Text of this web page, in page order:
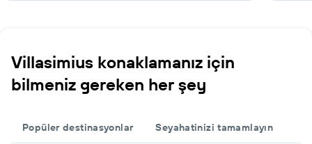
Villasimius konaklamanız için
bilmeniz gereken her şey
Popüler destinasyonlar Seyahatinizi tamamlayın